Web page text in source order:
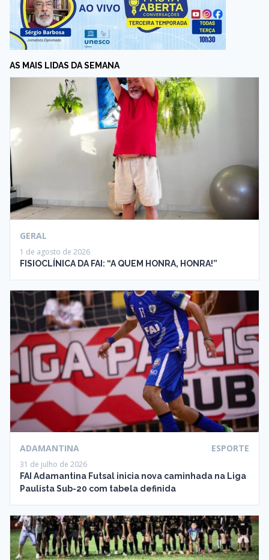
AS MAIS LIDAS DA SEMANA
GERAL
1 de agosto de 2026
FISIOCLÍNICA DA FAI: “A QUEM HONRA, HONRA!”
ADAMANTINA ESPORTE
31 de julho de 2026
FAI Adamantina Futsal inicia nova caminhada na Liga
Paulista Sub-20 com tabela definida